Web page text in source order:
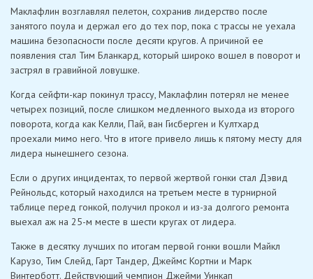
Маклафлин возглавлял пелетон, сохранив лидерство после
занятого поула и держал его до тех пор, пока с трассы не уехала
машина безопасности после десяти кругов. А причиной ее
появления стал Тим Бланкард, который широко вошел в поворот и
застрял в гравийной ловушке.
Когда сейфти-кар покинул трассу, Маклафлин потерял не менее
четырех позиций, после слишком медленного выхода из второго
поворота, когда как Келли, Пай, ван Гисберген и Култхард
проехали мимо него. Что в итоге привело лишь к пятому месту для
лидера нынешнего сезона.
Если о других инцидентах, то первой жертвой гонки стал Дэвид
Рейнольдс, который находился на третьем месте в турнирной
таблице перед гонкой, получил прокол и из-за долгого ремонта
выехал аж на 25-м месте в шести кругах от лидера.
Также в десятку лучших по итогам первой гонки вошли Майкл
Карузо, Тим Слейд, Гарт Тандер, Джеймс Кортни и Марк
Винтерботт. Действующий чемпион Джейми Уинкап